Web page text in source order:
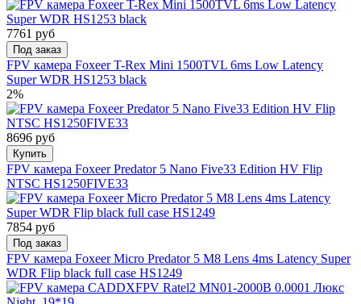
7761 руб
Под заказ
FPV камера Foxeer T-Rex Mini 1500TVL 6ms Low Latency
Super WDR HS1253 black
2%
8696 руб
Купить
FPV камера Foxeer Predator 5 Nano Five33 Edition HV Flip
NTSC HS1250FIVE33
7854 руб
Под заказ
FPV камера Foxeer Micro Predator 5 M8 Lens 4ms Latency Super
WDR Flip black full case HS1249